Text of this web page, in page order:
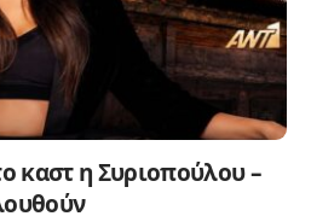
καστ η Συριοπούλου –